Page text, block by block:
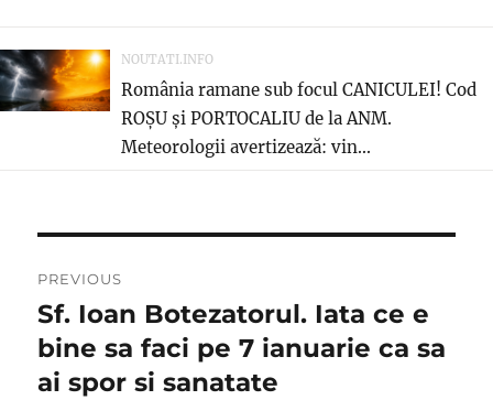
NOUTATI.INFO
România ramane sub focul CANICULEI! Cod
ROȘU și PORTOCALIU de la ANM.
Meteorologii avertizează: vin...
în
articole
PREVIOUS
Previous
post:
Sf. Ioan Botezatorul. Iata ce e
bine sa faci pe 7 ianuarie ca sa
ai spor si sanatate